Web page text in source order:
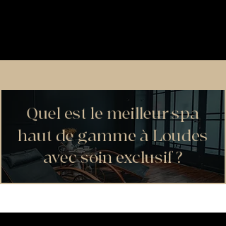
Quel est le meilleur spa
haut de gamme à Loudes
avec soin exclusif ?